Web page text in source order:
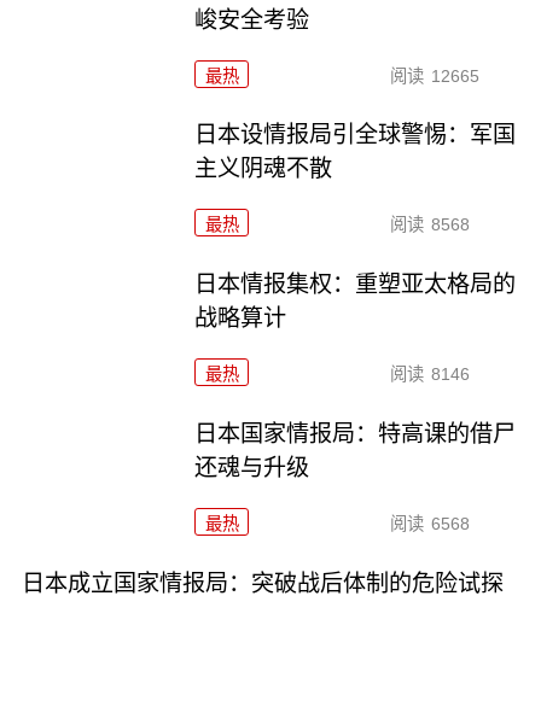
峻安全考验
最热 阅读 12665
日本设情报局引全球警惕：军国
主义阴魂不散
最热 阅读 8568
日本情报集权：重塑亚太格局的
战略算计
最热 阅读 8146
日本国家情报局：特高课的借尸
还魂与升级
最热 阅读 6568
日本成立国家情报局：突破战后体制的危险试探